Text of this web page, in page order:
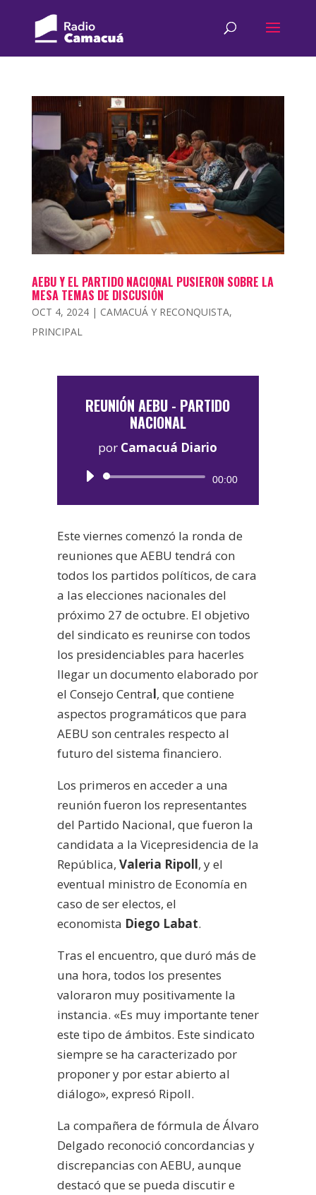
AEBU Y EL PARTIDO NACIONAL PUSIERON SOBRE LA
MESA TEMAS DE DISCUSIÓN
OCT 4, 2024| CAMACUÁ Y RECONQUISTA,
PRINCIPAL
REUNIÓN AEBU - PARTIDO
NACIONAL
por Camacuá Diario
Reproductor
00:00
Este viernes comenzó la ronda de
reuniones que AEBU tendrá con
todos los partidos políticos, de cara
a las elecciones nacionales del
próximo 27 de octubre. El objetivo
del sindicato es reunirse con todos
los presidenciables para hacerles
llegar un documento elaborado por
el Consejo Central, que contiene
aspectos programáticos que para
AEBU son centrales respecto al
futuro del sistema financiero.
Los primeros en acceder a una
reunión fueron los representantes
del Partido Nacional, que fueron la
candidata a la Vicepresidencia de la
República, Valeria Ripoll, y el
eventual ministro de Economía en
caso de ser electos, el
economista Diego Labat.
Tras el encuentro, que duró más de
una hora, todos los presentes
valoraron muy positivamente la
instancia. «Es muy importante tener
este tipo de ámbitos. Este sindicato
siempre se ha caracterizado por
proponer y por estar abierto al
diálogo», expresó Ripoll.
La compañera de fórmula de Álvaro
Delgado reconoció concordancias y
discrepancias con AEBU, aunque
destacó que se pueda discutir e